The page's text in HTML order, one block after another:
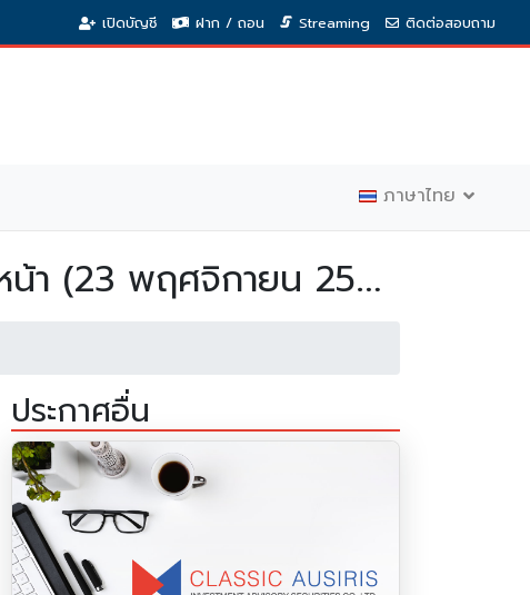
เปิดบัญชี ฝาก / ถอน Streaming ติดต่อสอบถาม
ภาษาไทย
(23 พฤศจิกายน 2563)
ประกาศอื่น